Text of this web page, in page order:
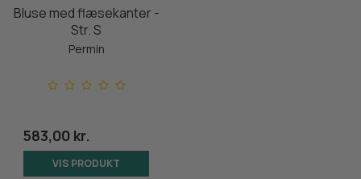
Bluse med flæsekanter -
Str. S
Permin
583,00 kr.
VIS PRODUKT